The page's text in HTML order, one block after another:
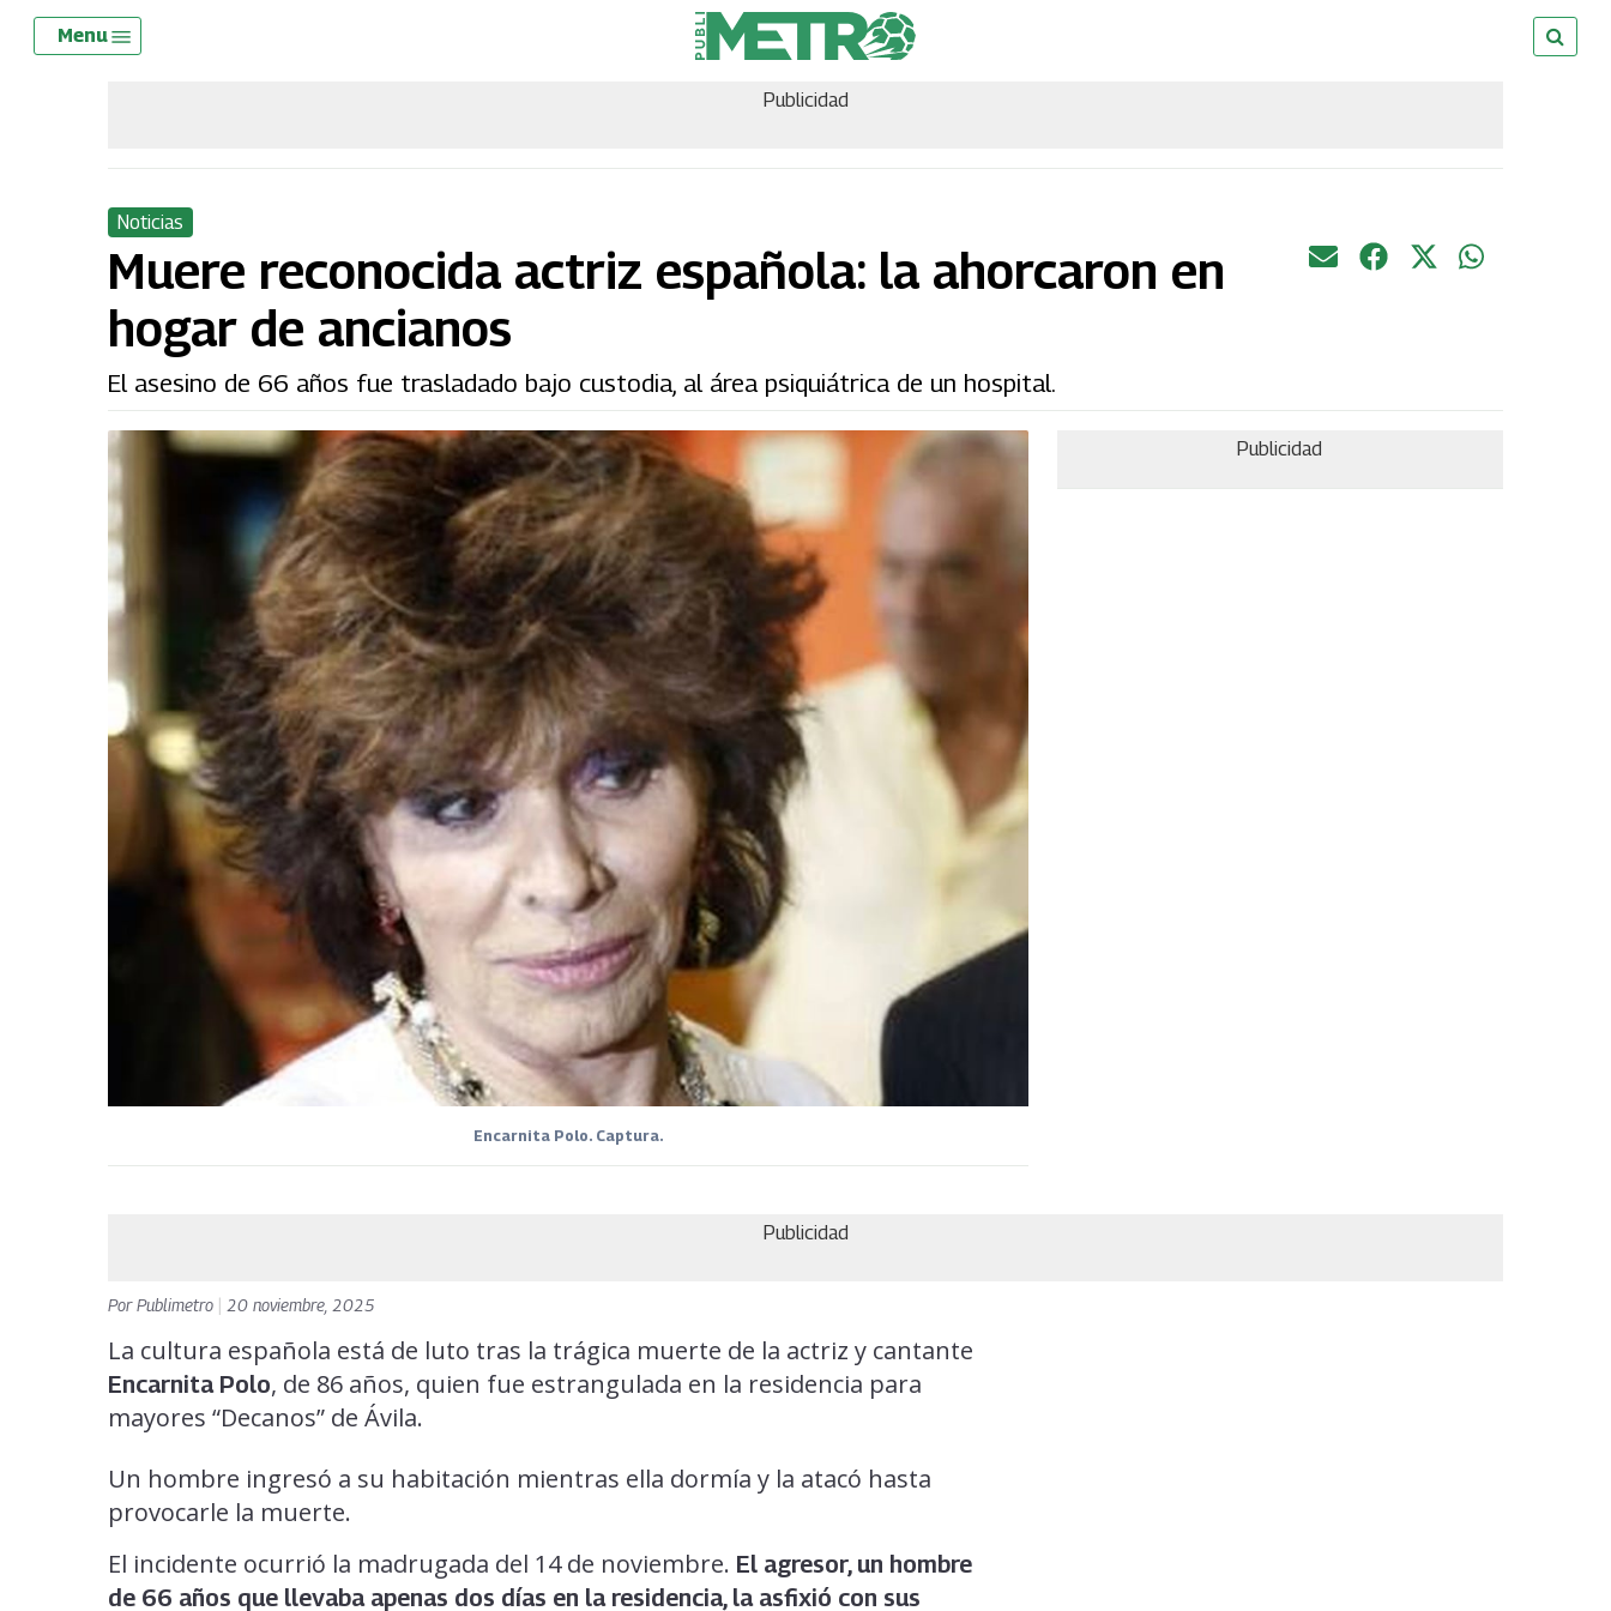
Skip
Menu
Publicidad
Noticias
Muere reconocida actriz española: la ahorcaron en
hogar de ancianos
El asesino de 66 años fue trasladado bajo custodia, al área psiquiátrica de un hospital.
Encarnita Polo. Captura.
Publicidad
Publicidad
PorPublimetro 20 noviembre, 2025
La cultura española está de luto tras la trágica muerte de la actriz y cantante
Encarnita Polo, de 86 años, quien fue estrangulada en la residencia para
mayores “Decanos” de Ávila.
Un hombre ingresó a su habitación mientras ella dormía y la atacó hasta
provocarle la muerte.
El incidente ocurrió la madrugada del 14 de noviembre. El agresor, un hombre
de 66 años que llevaba apenas dos días en la residencia, la asfixió con sus
Menu